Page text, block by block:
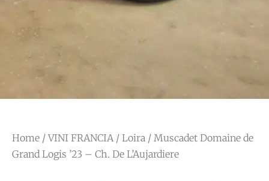
Home /VINI FRANCIA / Loira / Muscadet Domaine de
Grand Logis ’23 – Ch. De L’Aujardiere